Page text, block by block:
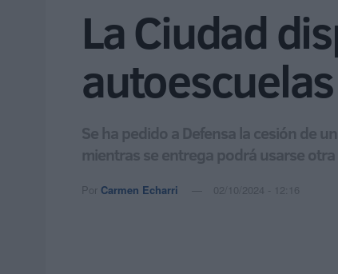
La Ciudad
autoescuelas
Se ha pedido a Defensa la cesión de
mientras se entrega podrá usarse
Por Carmen Echarri 02/10/2024 - 12:16